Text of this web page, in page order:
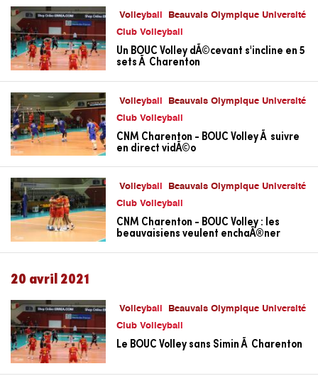
Volleyball
Beauvais Olympique Université
Club Volleyball
Un BOUC Volley dÃ©cevant s'incline en 5
sets Ã Charenton
Volleyball
Beauvais Olympique Université
Club Volleyball
CNM Charenton - BOUC Volley Ã suivre
en direct vidÃ©o
Volleyball
Beauvais Olympique Université
Club Volleyball
CNM Charenton - BOUC Volley : les
beauvaisiens veulent enchaÃ®ner
20 avril 2021
Volleyball
Beauvais Olympique Université
Club Volleyball
Le BOUC Volley sans Simin Ã Charenton